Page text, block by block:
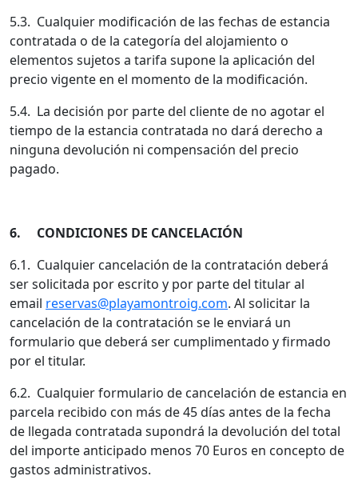
5.3. Cualquier modificación de las fechas de estancia
contratada o de la categoría del alojamiento o
elementos sujetos a tarifa supone la aplicación del
precio vigente en el momento de la modificación.
5.4. La decisión por parte del cliente de no agotar el
tiempo de la estancia contratada no dará derecho a
ninguna devolución ni compensación del precio
pagado.
6. CONDICIONES DE CANCELACIÓN
6.1. Cualquier cancelación de la contratación deberá
ser solicitada por escrito y por parte del titular al
email reservas@playamontroig.com. Al solicitar la
cancelación de la contratación se le enviará un
formulario que deberá ser cumplimentado y firmado
por el titular.
6.2. Cualquier formulario de cancelación de estancia en
parcela recibido con más de 45 días antes de la fecha
de llegada contratada supondrá la devolución del total
del importe anticipado menos 70 Euros en concepto de
gastos administrativos.